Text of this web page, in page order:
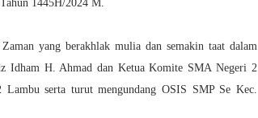
1445H/2024 M.
yang berakhlak mulia dan semakin taat dalam
Idham H. Ahmad dan Ketua Komite SMA Negeri 2
serta turut mengundang OSIS SMP Se Kec.